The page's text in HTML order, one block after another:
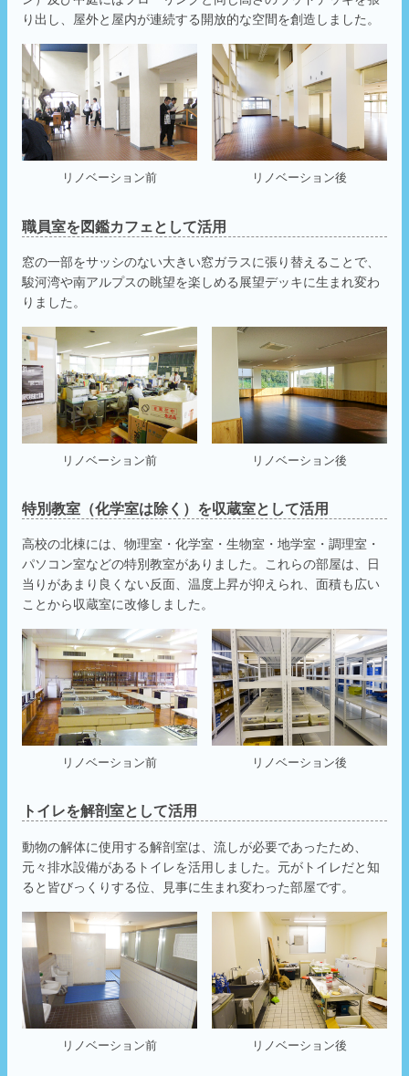
り出し、屋外と屋内が連続する開放的な空間を創造しました。
リノベーション前 リノベーション後
職員室を図鑑カフェとして活用
窓の一部をサッシのない大きい窓ガラスに張り替えることで、
駿河湾や南アルプスの眺望を楽しめる展望デッキに生まれ変わ
りました。
リノベーション前 リノベーション後
特別教室（化学室は除く）を収蔵室として活用
高校の北棟には、物理室・化学室・生物室・地学室・調理室・
パソコン室などの特別教室がありました。これらの部屋は、日
当りがあまり良くない反面、温度上昇が抑えられ、面積も広い
ことから収蔵室に改修しました。
リノベーション前 リノベーション後
トイレを解剖室として活用
動物の解体に使用する解剖室は、流しが必要であったため、
元々排水設備があるトイレを活用しました。元がトイレだと知
ると皆びっくりする位、見事に生まれ変わった部屋です。
リノベーション前 リノベーション後